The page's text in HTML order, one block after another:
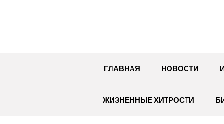
ГЛАВНАЯ НОВОСТИ
ЖИЗНЕННЫЕ ХИТРОСТИ